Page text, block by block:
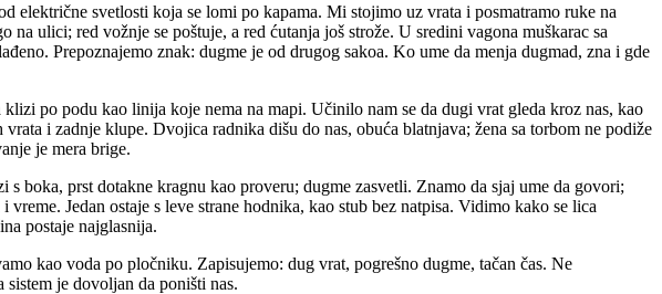
svetlosti koja se lomi po kapama. Mi stojimo uz vrata i posmatramo ruke na
ulici; red vožnje se poštuje, a red ćutanja još strože. U sredini vagona muškarac sa
Prepoznajemo znak: dugme je od drugog sakoa. Ko ume da menja dugmad, zna i gde
po podu kao linija koje nema na mapi. Učinilo nam se da dugi vrat gleda kroz nas, kao
i zadnje klupe. Dvojica radnika dišu do nas, obuća blatnjava; žena sa torbom ne podiže
je mera brige.
boka, prst dotakne kragnu kao proveru; dugme zasvetli. Znamo da sjaj ume da govori;
Jedan ostaje s leve strane hodnika, kao stub bez natpisa. Vidimo kako se lica
postaje najglasnija.
kao voda po pločniku. Zapisujemo: dug vrat, pogrešno dugme, tačan čas. Ne
je dovoljan da poništi nas.